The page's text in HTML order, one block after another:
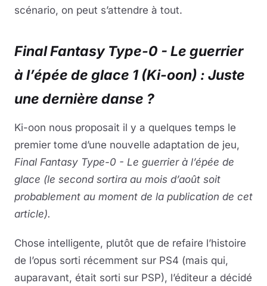
scénario, on peut s’attendre à tout.
Final Fantasy Type-0 - Le guerrier
à l’épée de glace 1 (Ki-oon) : Juste
une dernière danse ?
Ki-oon nous proposait il y a quelques temps le
premier tome d’une nouvelle adaptation de jeu,
Final Fantasy Type-0 - Le guerrier à l’épée de
glace (le second sortira au mois d’août soit
probablement au moment de la publication de cet
article).
Chose intelligente, plutôt que de refaire l’histoire
de l’opus sorti récemment sur PS4 (mais qui,
auparavant, était sorti sur PSP), l’éditeur a décidé